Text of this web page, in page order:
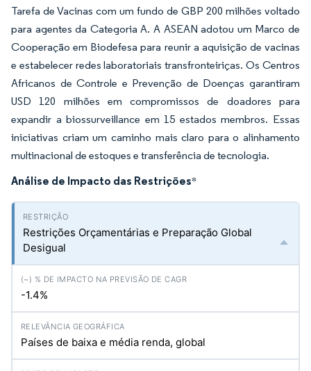
Tarefa de Vacinas com um fundo de GBP 200 milhões voltado
para agentes da Categoria A. A ASEAN adotou um Marco de
Cooperação em Biodefesa para reunir a aquisição de vacinas
e estabelecer redes laboratoriais transfronteiriças. Os Centros
Africanos de Controle e Prevenção de Doenças garantiram
USD 120 milhões em compromissos de doadores para
expandir a biossurveillance em 15 estados membros. Essas
iniciativas criam um caminho mais claro para o alinhamento
multinacional de estoques e transferência de tecnologia.
Análise de Impacto das Restrições*
Restrições Orçamentárias e Preparação Global
Desigual
-1.4%
Países de baixa e média renda, global